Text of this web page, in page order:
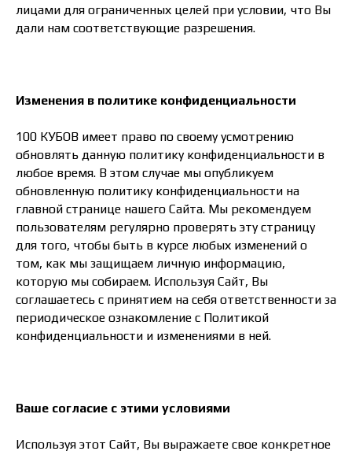
лицами для ограниченных целей при условии, что Вы
дали нам соответствующие разрешения.
Изменения в политике конфиденциальности
100 КУБОВ имеет право по своему усмотрению
обновлять данную политику конфиденциальности в
любое время. В этом случае мы опубликуем
обновленную политику конфиденциальности на
главной странице нашего Сайта. Мы рекомендуем
пользователям регулярно проверять эту страницу
для того, чтобы быть в курсе любых изменений о
том, как мы защищаем личную информацию,
которую мы собираем. Используя Сайт, Вы
соглашаетесь с принятием на себя ответственности за
периодическое ознакомление с Политикой
конфиденциальности и изменениями в ней.
Ваше согласие с этими условиями
Используя этот Сайт, Вы выражаете свое конкретное